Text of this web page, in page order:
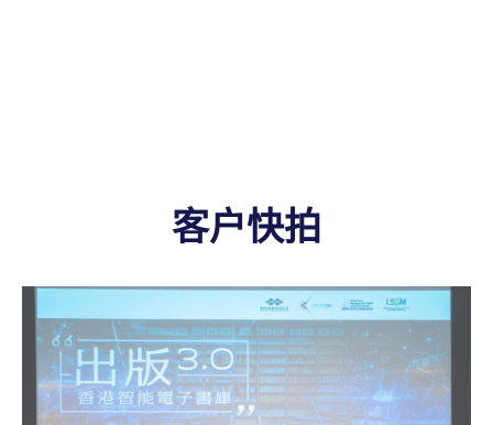
客户快拍